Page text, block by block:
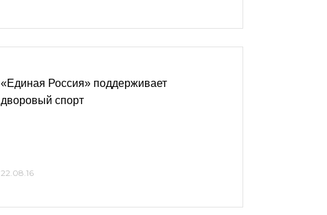
«Единая Россия» поддерживает
дворовый спорт
22.08.16